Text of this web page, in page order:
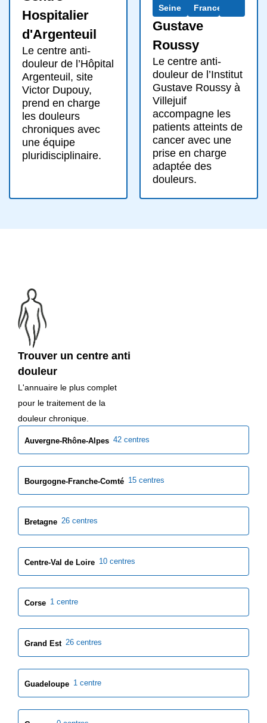
Hospitalier
d'Argenteuil
Le centre anti-
douleur de l’Hôpital
Argenteuil, site
Victor Dupouy,
prend en charge
les douleurs
chroniques avec
une équipe
pluridisciplinaire.
Seine
France
Gustave
Roussy
Le centre anti-
douleur de l’Institut
Gustave Roussy à
Villejuif
accompagne les
patients atteints de
cancer avec une
prise en charge
adaptée des
douleurs.
Trouver un centre anti
douleur
L'annuaire le plus complet
pour le traitement de la
douleur chronique.
Auvergne-Rhône-Alpes 42 centres
Bourgogne-Franche-Comté 15 centres
Bretagne 26 centres
Centre-Val de Loire 10 centres
Corse 1 centre
Grand Est 26 centres
Guadeloupe 1 centre